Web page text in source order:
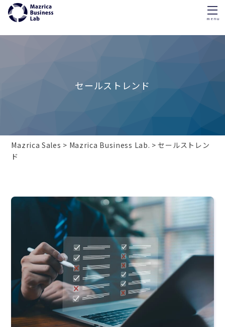
menu
セールストレンド
Mazrica Sales Mazrica Business Lab.
セールストレン
ド